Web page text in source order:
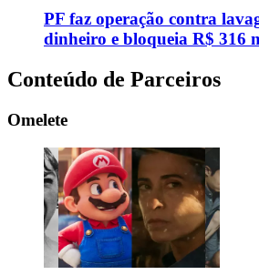
PF faz operação contra
dinheiro e bloqueia R$ 316
Conteúdo de Parceiros
Omelete